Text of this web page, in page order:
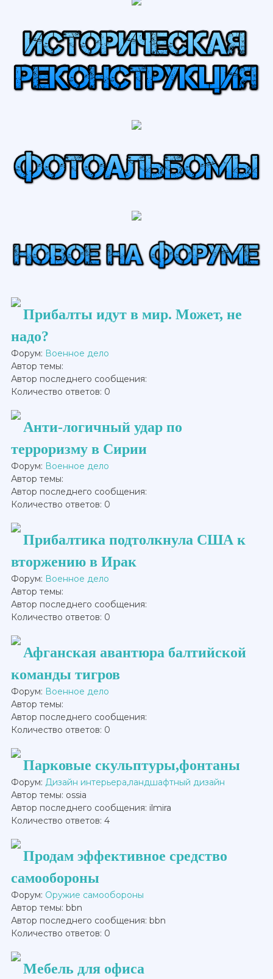
Прибалты идут в мир. Может, не
надо?
Форум: Военное дело
Автор темы:
Автор последнего сообщения:
Количество ответов: 0
Анти-логичный удар по
терроризму в Сирии
Форум: Военное дело
Автор темы:
Автор последнего сообщения:
Количество ответов: 0
Прибалтика подтолкнула США к
вторжению в Ирак
Форум: Военное дело
Автор темы:
Автор последнего сообщения:
Количество ответов: 0
Афганская авантюра балтийской
команды тигров
Форум: Военное дело
Автор темы:
Автор последнего сообщения:
Количество ответов: 0
Парковые скульптуры,фонтаны
Форум: Дизайн интерьера,ландшафтный дизайн
Автор темы: ossia
Автор последнего сообщения: ilmira
Количество ответов: 4
Продам эффективное средство
самообороны
Форум: Оружие самообороны
Автор темы: bbn
Автор последнего сообщения: bbn
Количество ответов: 0
Мебель для офиса